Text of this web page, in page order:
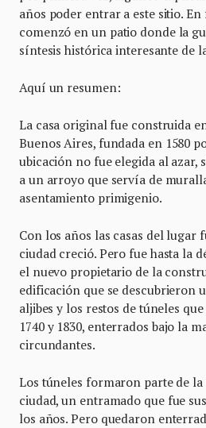
años poder entrar a este sitio.
comenzó en un patio donde la
síntesis histórica interesante de
Aquí un resumen:
La casa original fue construida
Buenos Aires, fundada en 1580
ubicación no fue elegida al azar,
a un arroyo que servía de
asentamiento primigenio.
Con los años las casas del lugar
ciudad creció. Pero fue hasta la
el nuevo propietario de la
edificación que se descubrieron
aljibes y los restos de túneles
1740 y 1830, enterrados bajo la
circundantes.
Los túneles formaron parte de la
ciudad, un entramado que fue
los años. Pero quedaron